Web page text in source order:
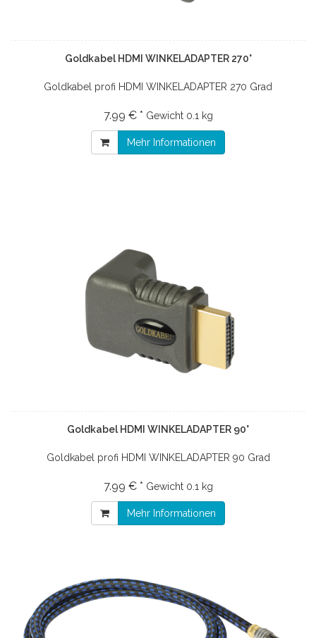
Goldkabel HDMI WINKELADAPTER 270°
Goldkabel profi HDMI WINKELADAPTER 270 Grad
7.99 € * Gewicht 0.1 kg
Mehr Informationen
Goldkabel HDMI WINKELADAPTER 90°
Goldkabel profi HDMI WINKELADAPTER 90 Grad
7.99 € * Gewicht 0.1 kg
Mehr Informationen